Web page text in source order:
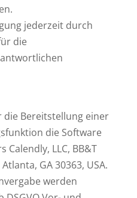
jederzeit durch
die
die Bereitstellung einer
die Software
Calendly, LLC, BB&T
GA 30363, USA.
werden